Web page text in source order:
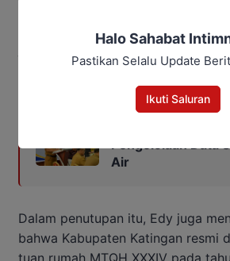
menumbuhkan karakter positif
Air
Dalam penutupan itu, Edy juga
bahwa Kabupaten Katingan resmi
tuan rumah MTQH XXXIV pada
Halo Sahabat
Pastikan Selalu Update
Ikuti Saluran